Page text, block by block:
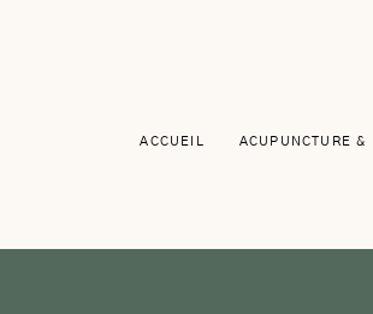
ACCUEIL ACUPUNCTURE &